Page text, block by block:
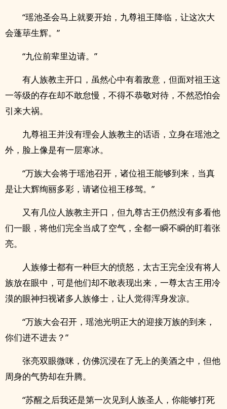
“瑶池圣会马上就要开始，九尊祖王降临，让这次大
会蓬荜生辉。”
“九位前辈里边请。”
有人族教主开口，虽然心中有着敌意，但面对祖王这
一等级的存在却不敢怠慢，不得不恭敬对待，不然恐怕会
引来大祸。
九尊祖王并没有理会人族教主的话语，立身在瑶池之
外，脸上像是有一层寒冰。
“万族大会将于瑶池召开，诸位祖王能够到来，当真
是让大辉绚丽多彩，请诸位祖王移驾。”
又有几位人族教主开口，但九尊古王仍然没有多看他
们一眼，将他们完全当成了空气，全都一瞬不瞬的盯着张
亮。
人族修士都有一种巨大的愤怒，太古王完全没有将人
族放在眼中，可是他们却不敢表现出来，一尊太古王用冷
漠的眼神扫视诸多人族修士，让人觉得浑身发凉。
“万族大会召开，瑶池光明正大的迎接万族的到来，
你们进不进去？”
张亮双眼微咪，仿佛沉浸在了无上的美酒之中，但他
周身的气势却在升腾。
“苏醒之后我还是第一次见到人族圣人，你能够打死